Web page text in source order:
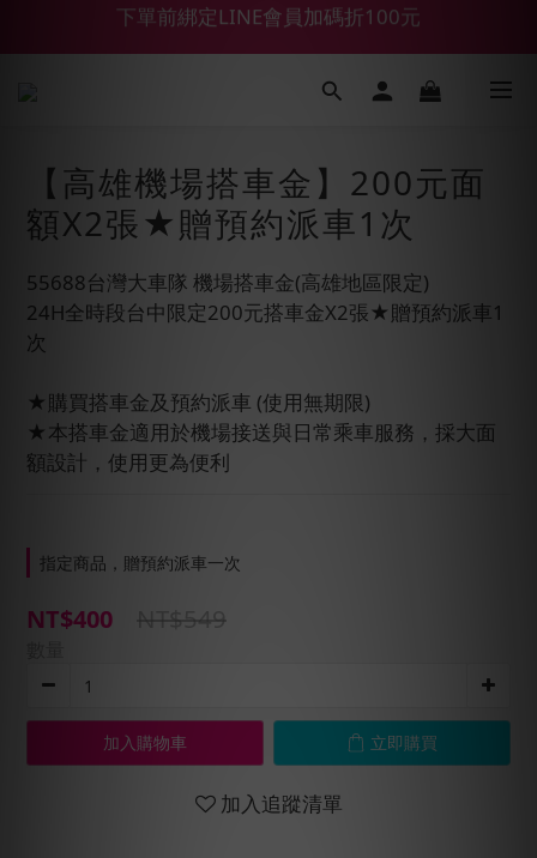
【鑽石熊/金熊新客首購限定】優惠搭車金
【鑽石熊/金熊新客首購限定】優惠搭車金
【高雄機場搭車金】200元面
額X2張★贈預約派車1次
55688台灣大車隊 機場搭車金(高雄地區限定)
24H全時段台中限定200元搭車金X2張★贈預約派車1
次
★購買搭車金及預約派車 (使用無期限)
★本搭車金適用於機場接送與日常乘車服務，採大面
額設計，使用更為便利
指定商品，贈預約派車一次
NT$400 NT$549
加入購物車 立即購買
加入追蹤清單